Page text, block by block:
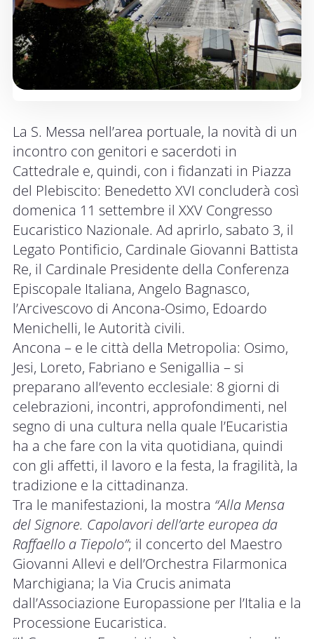
La S. Messa nell’area portuale, la novità di un
incontro con genitori e sacerdoti in
Cattedrale e, quindi, con i fidanzati in Piazza
del Plebiscito: Benedetto XVI concluderà così
domenica 11 settembre il XXV Congresso
Eucaristico Nazionale. Ad aprirlo, sabato 3, il
Legato Pontificio, Cardinale Giovanni Battista
Re, il Cardinale Presidente della Conferenza
Episcopale Italiana, Angelo Bagnasco,
l’Arcivescovo di Ancona-Osimo, Edoardo
Menichelli, le Autorità civili.
Ancona – e le città della Metropolia: Osimo,
Jesi, Loreto, Fabriano e Senigallia – si
preparano all’evento ecclesiale: 8 giorni di
celebrazioni, incontri, approfondimenti, nel
segno di una cultura nella quale l’Eucaristia
ha a che fare con la vita quotidiana, quindi
con gli affetti, il lavoro e la festa, la fragilità, la
tradizione e la cittadinanza.
Tra le manifestazioni, la mostra “Alla Mensa
del Signore. Capolavori dell’arte europea da
Raffaello a Tiepolo”; il concerto del Maestro
Giovanni Allevi e dell’Orchestra Filarmonica
Marchigiana; la Via Crucis animata
dall’Associazione Europassione per l’Italia e la
Processione Eucaristica.